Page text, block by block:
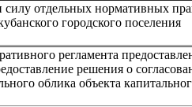
отдельных нормативных
городского поселения
регламента
решения о
облика объекта